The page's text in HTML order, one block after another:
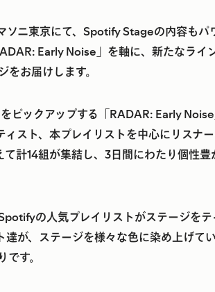
ニ東京にて、Spotify Stageの内容もパ
Early Noise」を軸に、新たなライ
お届けします。
ピックアップする「RADAR: Early
スト、本プレイリストを中心にリスナ
計14組が集結し、3日間にわたり個性豊
の人気プレイリストがステージを
が、ステージを様々な色に染め上げてい
す。